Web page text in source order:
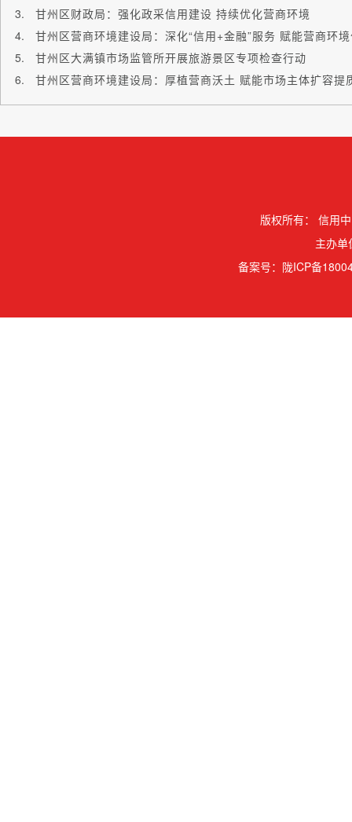
甘州区财政局：强化政采信用建设 持续优化营商环境
甘州区营商环境建设局：深化“信用+金融”服务 赋能营商环
甘州区大满镇市场监管所开展旅游景区专项检查行动
甘州区营商环境建设局：厚植营商沃土 赋能市场主体扩容提
版权所有：
信用
主办
备案号： 陇ICP备